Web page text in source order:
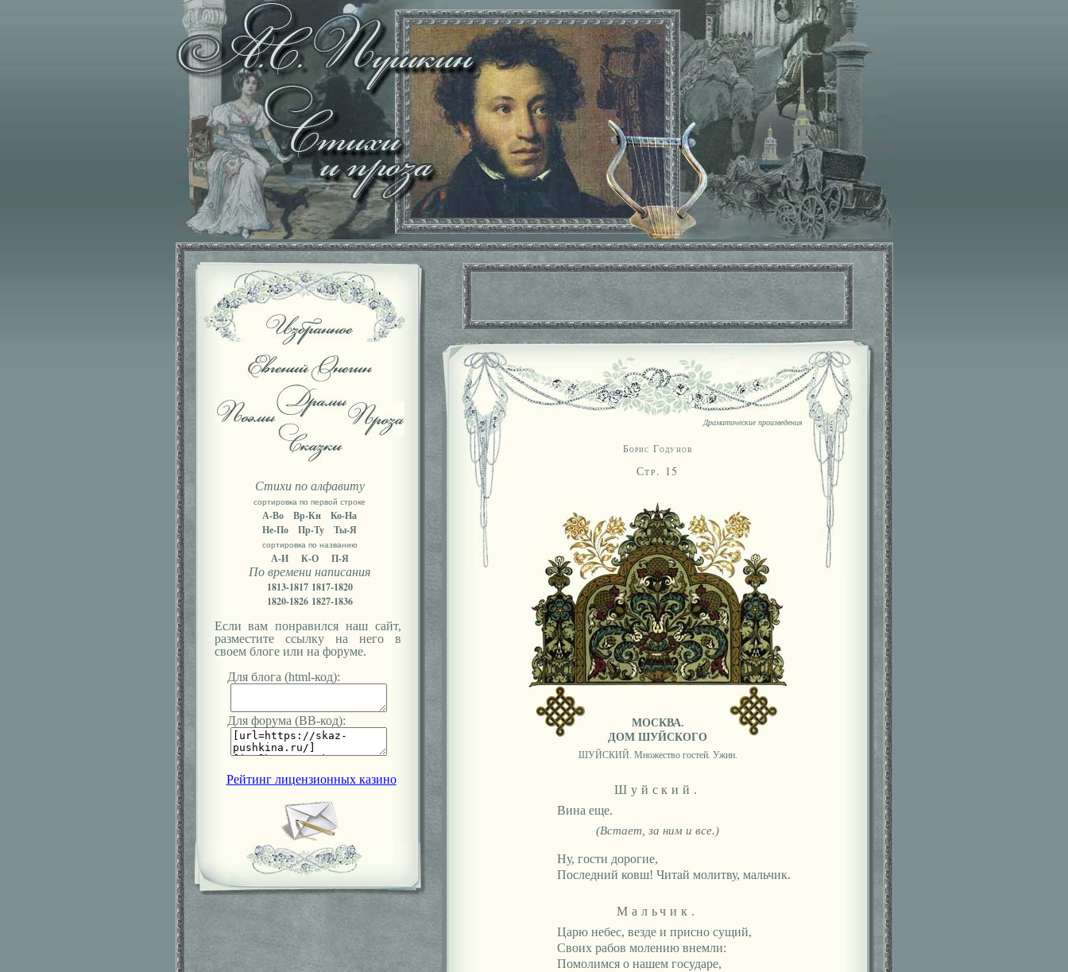
Стихи по алфавиту
сортировка по первой строке
А-Во Вр-Кн
Ко-На
Не-По
Пр-Ту Ты-Я
сортировка по названию
А-И К-О
П-Я
По времени написания
1813-1817 1817-1820
1820-1826 1827-1836
Если вам понравился наш сайт,
разместите ссылку на него в
своем блоге или на форуме.
Для блога (html-код):
Для форума (ВВ-код):
Рейтинг лицензионных казино
Драматические произведения
Борис Годунов
Стр. 15
МОСКВА.
ДОМ ШУЙСКОГО
ШУЙСКИЙ. Множество гостей. Ужин.
Шуйский.
Вина еще.
(Встает, за ним и все.)
Ну, гости дорогие,
Последний ковш! Читай молитву, мальчик.
Мальчик.
Царю небес, везде и присно сущий,
Своих рабов молению внемли:
Помолимся о нашем государе,